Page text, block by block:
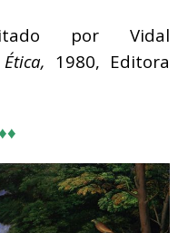
por Vidal
1980, Editora